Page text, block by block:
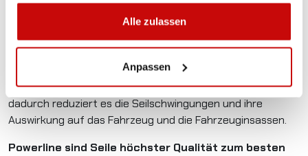
gesammelt haben.
Alle zulassen
Anpassen
Beschädigungen beim Bergen mit Schwung vermeiden
lässt.
Absorption der Schwingungsenergie
Belastung dehnt sich das kinetische Seil bis zu 30% und
dadurch reduziert es die Seilschwingungen und ihre
Auswirkung auf das Fahrzeug und die Fahrzeuginsassen.
Powerline sind Seile höchster Qualität zum besten